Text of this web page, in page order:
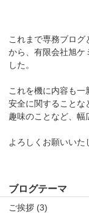
これまで専務ブロ
から、有限会社旭ケ
した。
これを機に内容も
安全に関することな
趣味のことなど、幅
よろしくお願いいた
ブログテーマ
ご挨拶 (3)